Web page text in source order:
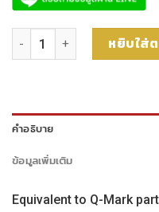
จำนวน เข็มวัดชิ้นงานทรงดา
หยิบใส่ต
คำอธิบาย
ข้อมูลเพิ่มเติม
Equivalent to Q-Mark